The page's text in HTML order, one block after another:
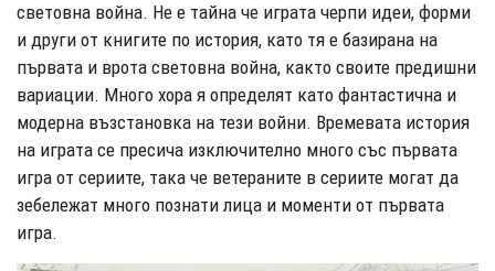
световна война. Не е тайна че играта черпи идеи, форми
и други от книгите по история, като тя е базирана на
първата и врота световна война, както своите предишни
вариации. Много хора я определят като фантастична и
модерна възстановка на тези войни. Времевата история
на играта се пресича изключително много със първата
игра от сериите, така че ветераните в сериите могат да
зебележат много познати лица и моменти от първата
игра.